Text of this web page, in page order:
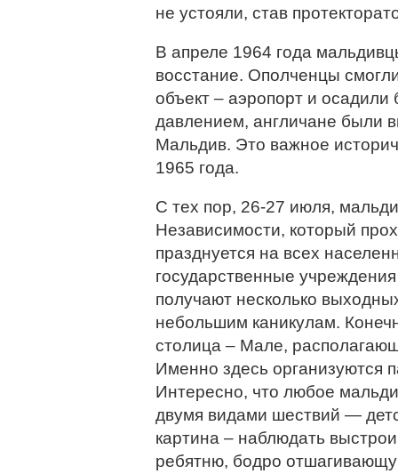
не устояли, став
В апреле 1964 года
восстание. Ополченцы
объект – аэропорт и
давлением, англичане были
Мальдив. Это важное
1965 года.
С тех пор, 26-27 июля,
Независимости, который
празднуется на всех
государственные
получают несколько
небольшим каникулам.
столица – Мале,
Именно здесь организуются
Интересно, что любое
двумя видами шествий —
картина – наблюдать
ребятню, бодро